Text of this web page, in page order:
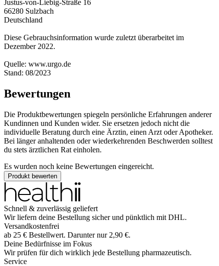
Justus-von-Liebig-Straße 16
66280 Sulzbach
Deutschland
Diese Gebrauchsinformation wurde zuletzt überarbeitet im
Dezember 2022.
Quelle: www.urgo.de
Stand: 08/2023
Bewertungen
Die Produktbewertungen spiegeln persönliche Erfahrungen anderer
Kundinnen und Kunden wider. Sie ersetzen jedoch nicht die
individuelle Beratung durch eine Ärztin, einen Arzt oder Apotheker.
Bei länger anhaltenden oder wiederkehrenden Beschwerden solltest
du stets ärztlichen Rat einholen.
Es wurden noch keine Bewertungen eingereicht.
Produkt bewerten
Schnell & zuverlässig geliefert
Wir liefern deine Bestellung sicher und pünktlich mit DHL.
Versandkostenfrei
ab 25 € Bestellwert. Darunter nur 2,90 €.
Deine Bedürfnisse im Fokus
Wir prüfen für dich wirklich jede Bestellung pharmazeutisch.
Service